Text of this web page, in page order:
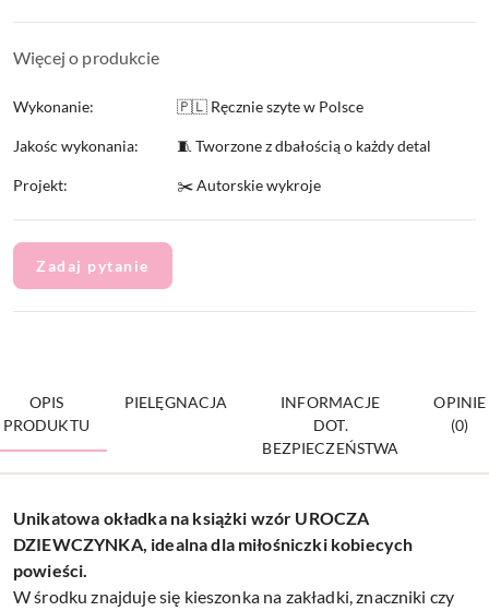
Więcej o produkcie
Wykonanie: 🇵🇱 Ręcznie szyte w Polsce
Jakośc wykonania: 🧵 Tworzone z dbałością o każdy detal
Projekt: ✂️ Autorskie wykroje
Zadaj pytanie
OPIS
PRODUKTU
PIELĘGNACJA
INFORMACJE
DOT.
BEZPIECZEŃSTWA
OPINIE
(0)
Unikatowa okładka na książki wzór UROCZA
DZIEWCZYNKA, idealna dla miłośniczki kobiecych
powieści.
W środku znajduje się kieszonka na zakładki, znaczniki czy